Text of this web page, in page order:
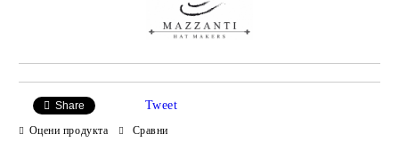
Share Tweet
Оцени продукта Сравни